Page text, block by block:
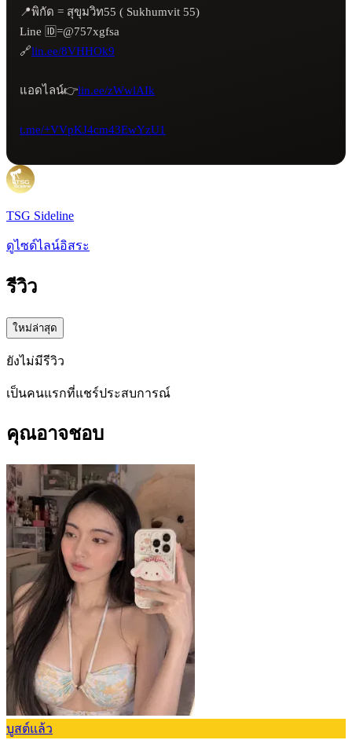
📍พิกัด = สุขุมวิท55 ( Sukhumvit 55)
Line 🆔=@757xgfsa
🔗lin.ee/8VHHOk9
แอดไลน์👉lin.ee/zWwlAIk
t.me/+VVpKJ4cm43EwYzU1
TSG Sideline
ดูไซด์ไลน์อิสระ
รีวิว
ใหม่ล่าสุด
ยังไม่มีรีวิว
เป็นคนแรกที่แชร์ประสบการณ์
คุณอาจชอบ
บูสต์แล้ว